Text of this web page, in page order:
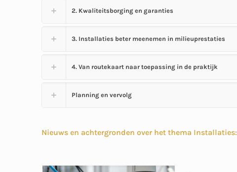
2. Kwaliteitsborging en garanties
3. Installaties beter meenemen in milieuprestaties
4. Van routekaart naar toepassing in de praktijk
Planning en vervolg
Nieuws en achtergronden over het thema Installaties: